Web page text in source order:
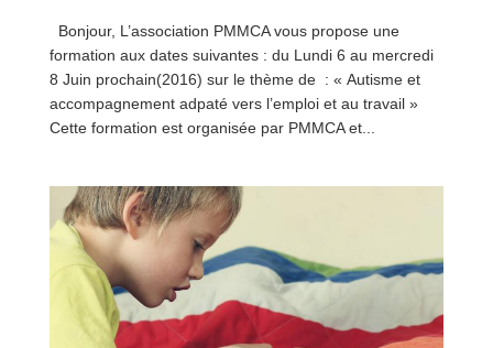
Bonjour, L’association PMMCA vous propose une
formation aux dates suivantes : du Lundi 6 au mercredi
8 Juin prochain(2016) sur le thème de : « Autisme et
accompagnement adpaté vers l’emploi et au travail »
Cette formation est organisée par PMMCA et...